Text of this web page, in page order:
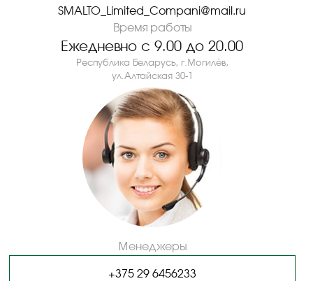
SMALTO_Limited_Compani@mail.ru
Время работы
Ежедневно с 9.00 до 20.00
Республика Беларусь, г.Могилёв,
ул.Алтайская 30-1
Менеджеры
+375 29 6456233